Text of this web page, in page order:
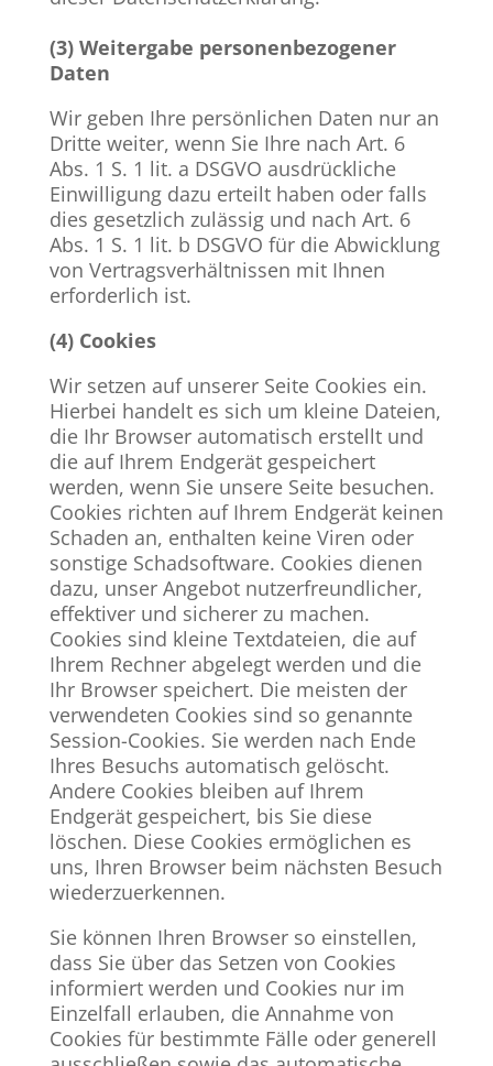
(3) Weitergabe personenbezogener
Daten
Wir geben Ihre persönlichen Daten nur an
Dritte weiter, wenn Sie Ihre nach Art. 6
Abs. 1 S. 1 lit. a DSGVO ausdrückliche
Einwilligung dazu erteilt haben oder falls
dies gesetzlich zulässig und nach Art. 6
Abs. 1 S. 1 lit. b DSGVO für die Abwicklung
von Vertragsverhältnissen mit Ihnen
erforderlich ist.
(4) Cookies
Wir setzen auf unserer Seite Cookies ein.
Hierbei handelt es sich um kleine Dateien,
die Ihr Browser automatisch erstellt und
die auf Ihrem Endgerät gespeichert
werden, wenn Sie unsere Seite besuchen.
Cookies richten auf Ihrem Endgerät keinen
Schaden an, enthalten keine Viren oder
sonstige Schadsoftware. Cookies dienen
dazu, unser Angebot nutzerfreundlicher,
effektiver und sicherer zu machen.
Cookies sind kleine Textdateien, die auf
Ihrem Rechner abgelegt werden und die
Ihr Browser speichert. Die meisten der
verwendeten Cookies sind so genannte
Session-Cookies. Sie werden nach Ende
Ihres Besuchs automatisch gelöscht.
Andere Cookies bleiben auf Ihrem
Endgerät gespeichert, bis Sie diese
löschen. Diese Cookies ermöglichen es
uns, Ihren Browser beim nächsten Besuch
wiederzuerkennen.
Sie können Ihren Browser so einstellen,
dass Sie über das Setzen von Cookies
informiert werden und Cookies nur im
Einzelfall erlauben, die Annahme von
Cookies für bestimmte Fälle oder generell